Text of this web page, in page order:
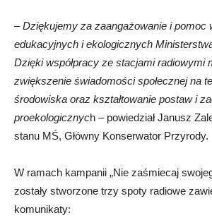
–Dziękujemy za zaangażowanie i pomoc
edukacyjnych i ekologicznych
Dzięki współpracy ze stacjami radiowymi
zwiększenie świadomości społecznej na
środowiska oraz kształtowanie postaw i
proekologicznych – powiedział Janusz
stanu MŚ, Główny Konserwator Przyrody.
W ramach kampanii „Nie zaśmiecaj
zostały stworzone trzy spoty radiowe
komunikaty: